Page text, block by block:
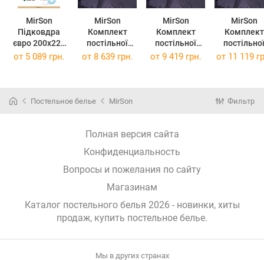
MirSon
Підковдра
євро 200x220
см 0240 Iron
MirSon
Комплект
постільної
білизни Satin
MirSon
Комплект
постільної
білизни Satin
MirSon
Комплект
постільної
білизни Satin
см
от 5 089 грн. от 8 639 грн. от 9 419 грн. от 11 119
Постельное белье MirSon Фильтр
Полная версия сайта
Конфиденциальность
Вопросы и пожелания по сайту
Магазинам
Каталог постельного белья 2026 - новинки, хиты
продаж, купить постельное белье.
Мы в других странах